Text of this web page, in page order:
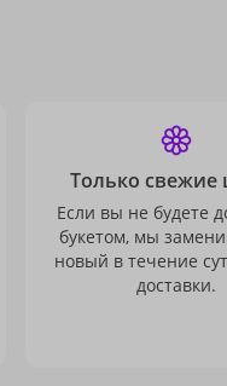
Только свежие
Если вы не будете
букетом, мы
новый в течение
доставки.